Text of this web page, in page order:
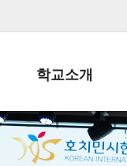
학교소개
학교장인사말
학생회장인사말